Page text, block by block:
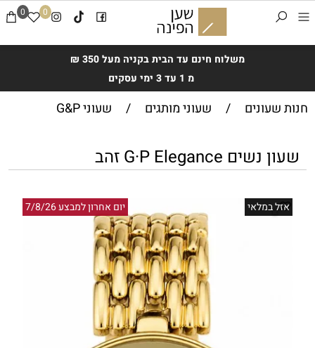
משלוח חינם עד הבית בקניה מעל 350 ₪
מ 1 עד 3 ימי עסקים
0 0
חנות שעונים / שעוני מותגים / שעוני G&P
שעון נשים G·P Elegance זהב
יום אחרון למבצע 7/8/26 אזל במלאי